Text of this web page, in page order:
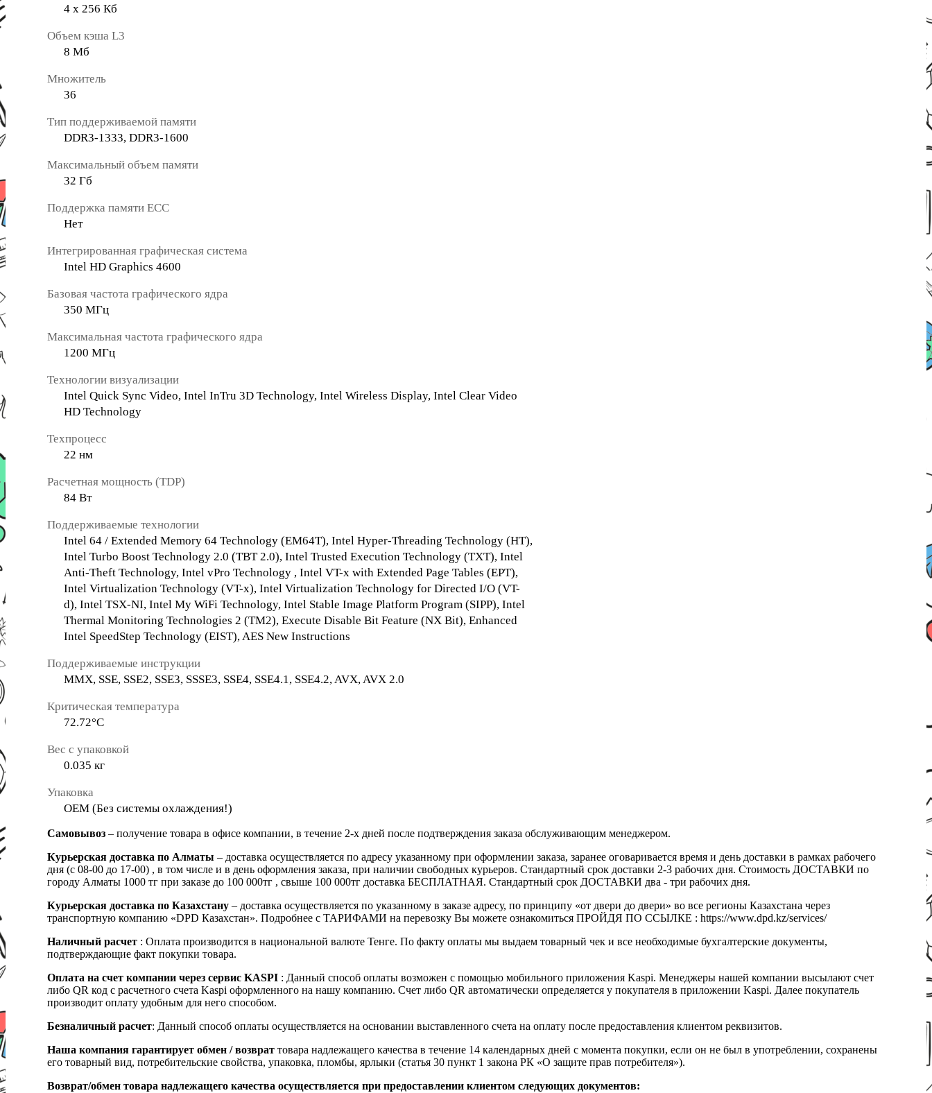
4 х 256 Кб
Объем кэша L3
8 Мб
Множитель
36
Тип поддерживаемой памяти
DDR3-1333, DDR3-1600
Максимальный объем памяти
32 Гб
Поддержка памяти ECC
Нет
Интегрированная графическая система
Intel HD Graphics 4600
Базовая частота графического ядра
350 МГц
Максимальная частота графического ядра
1200 МГц
Технологии визуализации
Intel Quick Sync Video, Intel InTru 3D Technology, Intel Wireless Display, Intel Clear Video
HD Technology
Техпроцесс
22 нм
Расчетная мощность (TDP)
84 Вт
Поддерживаемые технологии
Intel 64 / Extended Memory 64 Technology (EM64T), Intel Hyper-Threading Technology (HT),
Intel Turbo Boost Technology 2.0 (TBT 2.0), Intel Trusted Execution Technology (TXT), Intel
Anti-Theft Technology, Intel vPro Technology , Intel VT-x with Extended Page Tables (EPT),
Intel Virtualization Technology (VT-x), Intel Virtualization Technology for Directed I/O (VT-
d), Intel TSX-NI, Intel My WiFi Technology, Intel Stable Image Platform Program (SIPP), Intel
Thermal Monitoring Technologies 2 (TM2), Execute Disable Bit Feature (NX Bit), Enhanced
Intel SpeedStep Technology (EIST), AES New Instructions
Поддерживаемые инструкции
MMX, SSE, SSE2, SSE3, SSSE3, SSE4, SSE4.1, SSE4.2, AVX, AVX 2.0
Критическая температура
72.72°C
Вес с упаковкой
0.035 кг
Упаковка
OEM (Без системы охлаждения!)
Самовывоз – получение товара в офисе компании, в течение 2-х дней после подтверждения заказа обслуживающим менеджером.
Курьерская доставка по Алматы – доставка осуществляется по адресу указанному при оформлении заказа, заранее оговаривается время и день доставки в рамках рабочего
дня (с 08-00 до 17-00) , в том числе и в день оформления заказа, при наличии свободных курьеров. Стандартный срок доставки 2-3 рабочих дня. Стоимость ДОСТАВКИ по
городу Алматы 1000 тг при заказе до 100 000тг , свыше 100 000тг доставка БЕСПЛАТНАЯ. Стандартный срок ДОСТАВКИ два - три рабочих дня.
Курьерская доставка по Казахстану – доставка осуществляется по указанному в заказе адресу, по принципу «от двери до двери» во все регионы Казахстана через
транспортную компанию «DPD Казахстан». Подробнее с ТАРИФАМИ на перевозку Вы можете ознакомиться ПРОЙДЯ ПО ССЫЛКЕ : https://www.dpd.kz/services/
Наличный расчет : Оплата производится в национальной валюте Тенге. По факту оплаты мы выдаем товарный чек и все необходимые бухгалтерские документы,
подтверждающие факт покупки товара.
Оплата на счет компании через сервис KASPI : Данный способ оплаты возможен с помощью мобильного приложения Kaspi. Менеджеры нашей компании высылают счет
либо QR код с расчетного счета Kaspi оформленного на нашу компанию. Счет либо QR автоматически определяется у покупателя в приложении Kaspi. Далее покупатель
производит оплату удобным для него способом.
Безналичный расчет: Данный способ оплаты осуществляется на основании выставленного счета на оплату после предоставления клиентом реквизитов.
Наша компания гарантирует обмен / возврат товара надлежащего качества в течение 14 календарных дней с момента покупки, если он не был в употреблении, сохранены
его товарный вид, потребительские свойства, упаковка, пломбы, ярлыки (статья 30 пункт 1 закона РК «О защите прав потребителя»).
Возврат/обмен товара надлежащего качества осуществляется при предоставлении клиентом следующих документов: